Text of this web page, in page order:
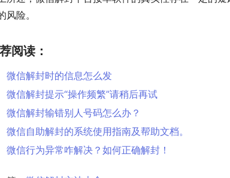
风险。
阅读：
微信解封时的信息怎么发
微信解封提示“操作频繁”请稍后再试
微信解封输错别人号码怎么办？
微信自助解封的系统使用指南及帮助文档。
微信行为异常咋解决？如何正确解封！